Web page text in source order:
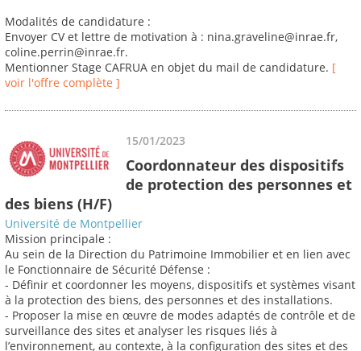
Modalités de candidature :
Envoyer CV et lettre de motivation à : nina.graveline@inrae.fr,
coline.perrin@inrae.fr.
Mentionner Stage CAFRUA en objet du mail de candidature. [
voir l'offre complète ]
15/01/2023
Coordonnateur des dispositifs
de protection des personnes et
des biens (H/F)
Université de Montpellier
Mission principale :
Au sein de la Direction du Patrimoine Immobilier et en lien avec
le Fonctionnaire de Sécurité Défense :
- Définir et coordonner les moyens, dispositifs et systèmes visant
à la protection des biens, des personnes et des installations.
- Proposer la mise en œuvre de modes adaptés de contrôle et de
surveillance des sites et analyser les risques liés à
l’environnement, au contexte, à la configuration des sites et des